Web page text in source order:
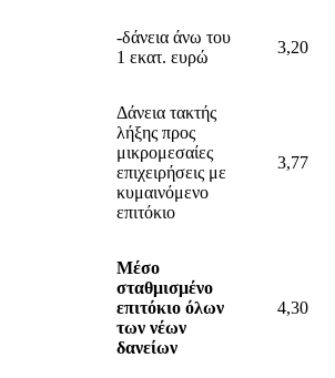
-δάνεια άνω του
1 εκατ. ευρώ
3,20
Δάνεια τακτής
λήξης προς
μικρομεσαίες
επιχειρήσεις με
κυμαινόμενο
επιτόκιο
3,77
Μέσο
σταθμισμένο
επιτόκιο όλων
των νέων
δανείων
4,30